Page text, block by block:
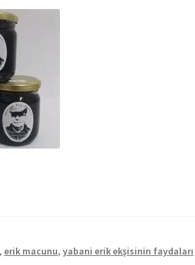
,erik macunu,yabani erik ekşisinin faydaları